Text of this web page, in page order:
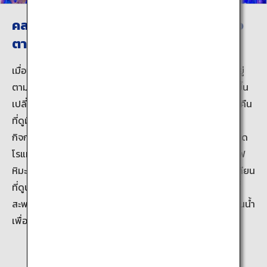
คลองสีน้ำเงินและเส้นทางชมแสงไฟหิมะโอ
ตารุ
เมื่อช่วงเวลากลางคืนมาเยือน โคมไฟแก๊สจำนวน 63 ดวงที่อยู่
ตามแนวคลอง รวมถึงโกดังที่ประดับด้วยแสงไฟจะส่องสว่างขึ้น
เปลี่ยนบรรยากาศตอนกลางวันให้เป็นฉากของช่วงเวลากลางคืน
ที่ดูมีเสน่ห์ กิจกรรมประดับไฟจะจัดขึ้นทุกฤดูหนาว ซึ่งรวมถึง
กิจกรรม “คลองสีน้ำเงิน” (The Blue Canal) ที่แสงสีน้ำเงินสุด
โรแมนติกสาดส่องลงบนผืนน้ำ และกิจกรรมเส้นทางชมแสงไฟ
หิมะ (Otaru Snow Light Path) ที่ประดับประดาไปด้วยแสงเทียน
ที่ดูนุ่มนวล คุณสามารถเพลิดเพลินกับวิวแสนตระการตาได้ที่
สะพานหรือทางเดินเท้า หรือจะล่องเรือเพื่อชมความงามของผืนน้ำ
เพื่อสร้างโมเมนต์พิเศษขึ้นก็ได้